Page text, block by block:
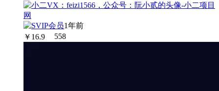
1年前
￥ 16.9 558